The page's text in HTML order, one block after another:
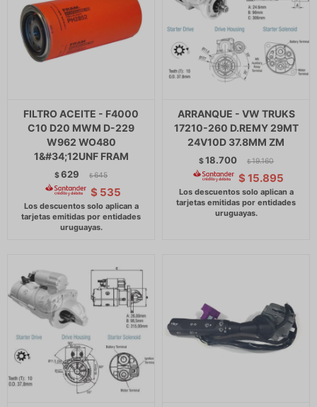
FILTRO ACEITE - F4000
C10 D20 MWM D-229
W962 WO480
1&#34;12UNF FRAM
$629 $ 645
$ 535
ARRANQUE - VW TRUKS
17210-260 D.REMY 29MT
24V10D 37.8MM ZM
$18.700 $ 19.160
$ 15.895